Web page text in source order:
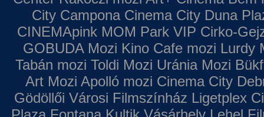
City Campona Cinema City Duna
CINEMApink MOM Park VIP Cirko-
GOBUDA Mozi Kino Cafe mozi Lurdy
Tabán mozi Toldi Mozi Uránia Mozi
Art Mozi Apolló mozi Cinema City
Gödöllői Városi Filmszínház Ligetplex